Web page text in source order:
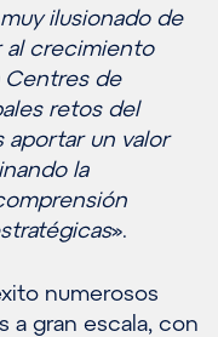
ilusionado de
al crecimiento
de
retos del
aportar un valor
la
».
numerosos
a gran escala, con